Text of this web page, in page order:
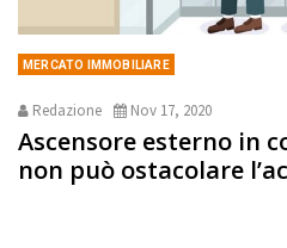
MERCATO IMMOBILIARE
Redazione Nov 17, 2020
Ascensore esterno in
non può ostacolare